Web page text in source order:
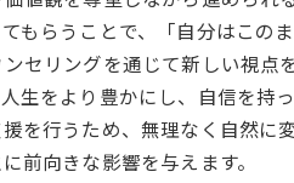
心理カウンセラーが日々
カウンセラーに求められ
難題に向き合うカウンセ
成長し続けるカウンセラ
自分らしく生きたい人に贈る
もらうことで、「自分はこの
セリングを通じて新しい視
生をより豊かにし、自信を持
を行うため、無理なく自然
前向きな影響を与えます。